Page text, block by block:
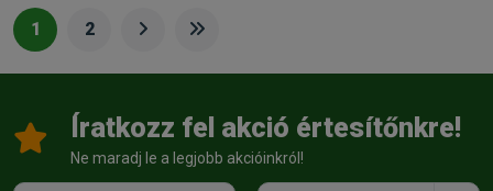
1 2
Íratkozz fel akció értesítőnkre!
Ne maradj le a legjobb akcióinkról!